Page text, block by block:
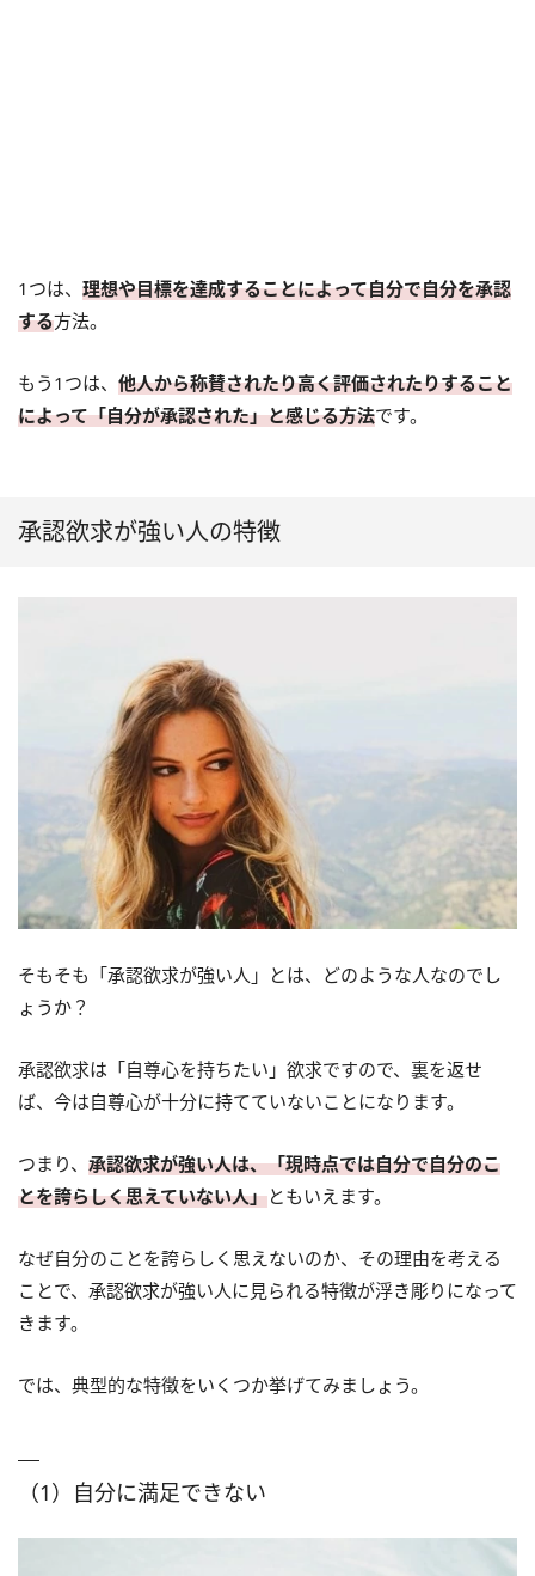
1つは、 理想や目標を達成することによって自分で自分を承認
する方法。
もう1つは、 他人から称賛されたり高く評価されたりすること
によって「自分が承認された」と感じる方法です。
承認欲求が強い人の特徴
そもそも「承認欲求が強い人」とは、どのような人なのでし
ょうか？
承認欲求は「自尊心を持ちたい」欲求ですので、裏を返せ
ば、今は自尊心が十分に持てていないことになります。
つまり、 承認欲求が強い人は、「現時点では自分で自分のこ
とを誇らしく思えていない人」ともいえます。
なぜ自分のことを誇らしく思えないのか、その理由を考える
ことで、承認欲求が強い人に見られる特徴が浮き彫りになって
きます。
では、典型的な特徴をいくつか挙げてみましょう。
（1）自分に満足できない